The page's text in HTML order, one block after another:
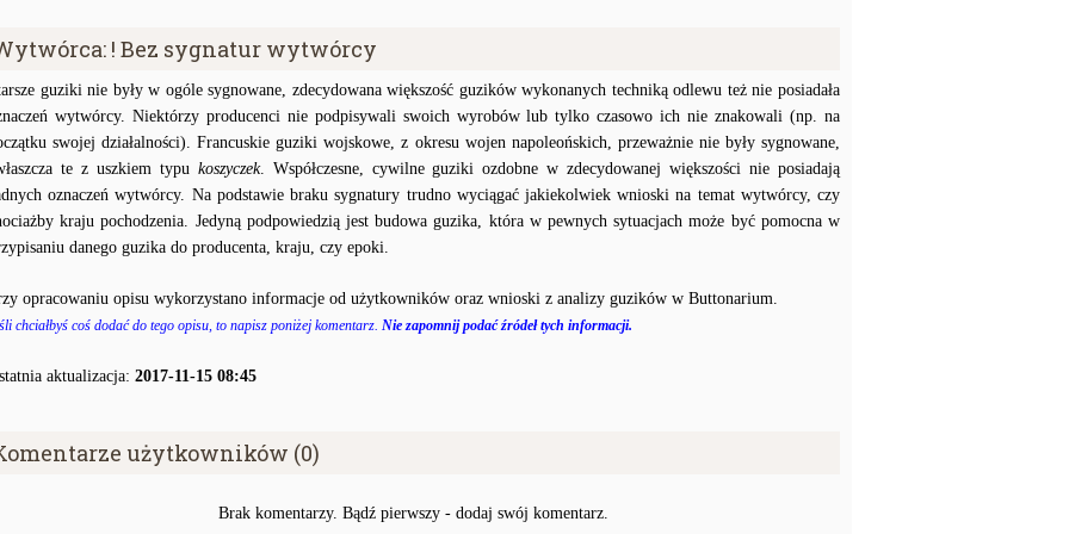
! Bez sygnatur wytwórcy
guziki nie były w ogóle sygnowane, zdecydowana większość guzików wykonanych techniką odlewu też nie posiadała
wytwórcy. Niektórzy producenci nie podpisywali swoich wyrobów lub tylko czasowo ich nie znakowali (np. na
swojej działalności). Francuskie guziki wojskowe, z okresu wojen napoleońskich, przeważnie nie były sygnowane,
te z uszkiem typu koszyczek. Współczesne, cywilne guziki ozdobne w zdecydowanej większości nie posiadają
oznaczeń wytwórcy. Na podstawie braku sygnatury trudno wyciągać jakiekolwiek wnioski na temat wytwórcy, czy
kraju pochodzenia. Jedyną podpowiedzią jest budowa guzika, która w pewnych sytuacjach może być pomocna w
danego guzika do producenta, kraju, czy epoki.
opracowaniu opisu wykorzystano informacje od użytkowników oraz wnioski z analizy guzików w Buttonarium.
chciałbyś coś dodać do tego opisu, to napisz poniżej komentarz. Nie zapomnij podać źródeł tych informacji.
aktualizacja: 2017-11-15 08:45
użytkowników (0)
Brak komentarzy. Bądź pierwszy - dodaj swój komentarz.